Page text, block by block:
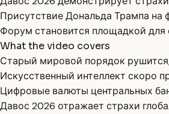
Присутствие Дональда Трампа
Форум становится площадкой для
What the video covers
Старый мировой порядок
Искусственный интеллект скоро
Цифровые валюты центральных
Давос 2026 отражает страхи